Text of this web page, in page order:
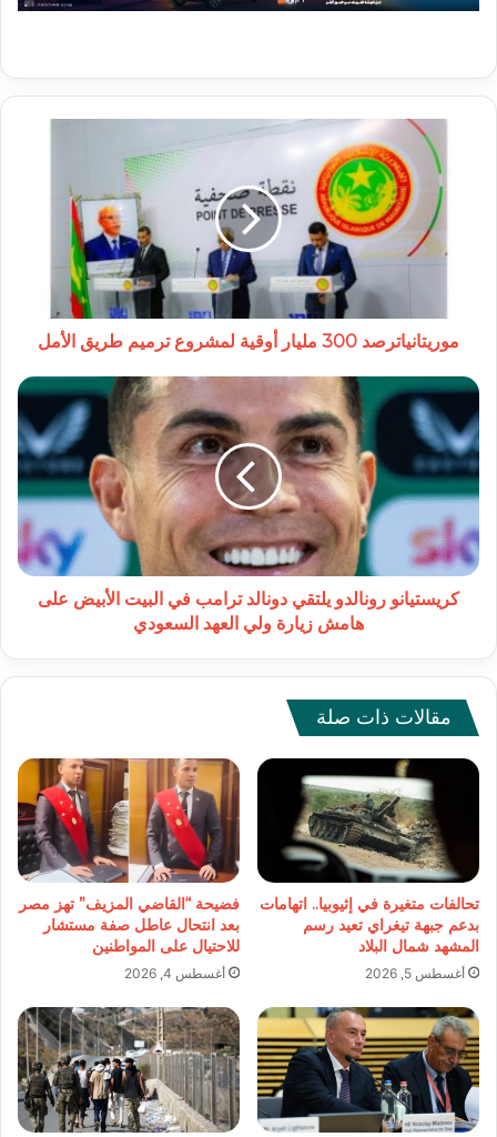
موريتانياترصد
لمشروع
موريتانياترصد 300 مليار أوقية لمشروع ترميم طريق الأمل
كريستيانو
رونالدو
يلتقي
دونالد
ترامب
في
البيت
الأبيض
على
هامشكريستيانو رونالدو يلتقي دونالد ترامب في البيت الأبيض على
هامش زيارة ولي العهد السعودي
مقالات ذات صلة
تحالفات متغيرة في إثيوبيا.. اتهامات
بدعم جبهة تيغراي تعيد رسم
المشهد شمال البلاد
أغسطس 5, 2026
فضيحة “القاضي المزيف” تهز مصر
بعد انتحال عاطل صفة مستشار
للاحتيال على المواطنين
أغسطس 4, 2026